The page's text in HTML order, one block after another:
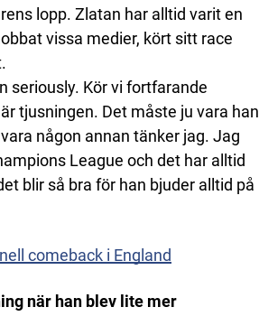
lopp. Zlatan har alltid varit en
vissa medier, kört sitt race
seriously. Kör vi fortfarande
tjusningen. Det måste ju vara han
någon annan tänker jag. Jag
League och det har alltid
blir så bra för han bjuder alltid på
comeback i England
när han blev lite mer